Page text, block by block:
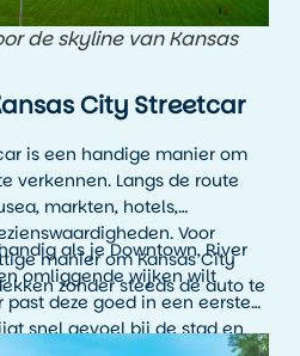
de skyline van Kansas
City Streetcar
is een handige manier om
verkennen. Langs de route
markten, hotels,
Voor
manier om Kansas City
zonder steeds de auto te
als je Downtown, River
omliggende wijken wilt
deze goed in een eerste
snel gevoel bij de stad en